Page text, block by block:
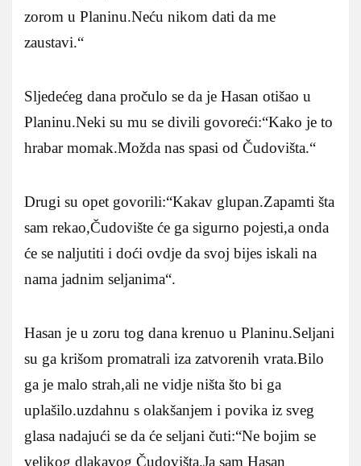
zorom u Planinu.Neću nikom dati da me
zaustavi.“
Sljedećeg dana pročulo se da je Hasan otišao u
Planinu.Neki su mu se divili govoreći:“Kako je to
hrabar momak.Možda nas spasi od Čudovišta.“
Drugi su opet govorili:“Kakav glupan.Zapamti šta
sam rekao,Čudovište će ga sigurno pojesti,a onda
će se naljutiti i doći ovdje da svoj bijes iskali na
nama jadnim seljanima“.
Hasan je u zoru tog dana krenuo u Planinu.Seljani
su ga krišom promatrali iza zatvorenih vrata.Bilo
ga je malo strah,ali ne vidje ništa što bi ga
uplašilo.uzdahnu s olakšanjem i povika iz sveg
glasa nadajući se da će seljani čuti:“Ne bojim se
velikog dlakavog Čudovišta.Ja sam Hasan